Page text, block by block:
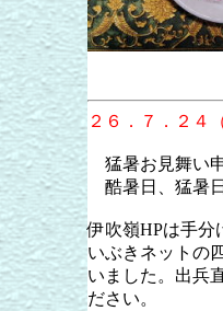
２６．７．２４
猛暑お見舞い
酷暑日、猛暑
伊吹嶺HPは手分
いぶきネットの
いました。出兵
ださい。